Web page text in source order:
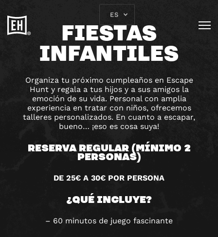
ES
FIESTAS
INFANTILES
Organiza tu próximo cumpleaños en Escape
Hunt y regala a tus hijos y a sus amigos la
emoción de su vida. Personal con amplia
experiencia en tratar con niños, ofrecemos
talleres personalizados. En cuanto a escapar,
bueno… ¡eso es cosa suya!
RESERVA REGULAR (MÍNIMO 2
PERSONAS)
DE 25€ A 30€ POR PERSONA
¿QUÉ INCLUYE?
– 60 minutos de juego fascinante